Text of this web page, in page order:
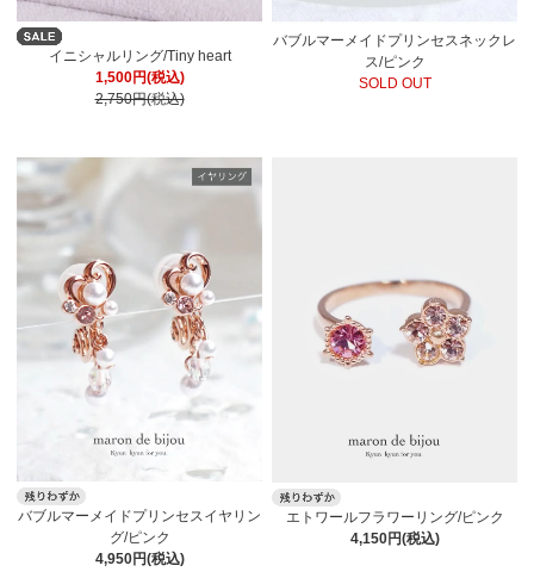
イニシャルリング/Tiny heart
1,500円(税込)
2,750円(税込)
バブルマーメイドプリンセスネックレ
ス/ピンク
SOLD OUT
バブルマーメイドプリンセスイヤリン
グ/ピンク
4,950円(税込)
エトワールフラワーリング/ピンク
4,150円(税込)